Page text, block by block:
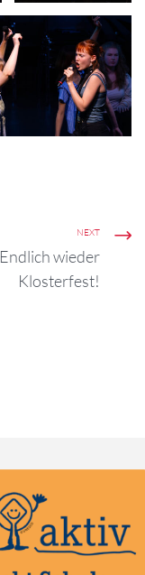
NEXT
Endlich wieder
Klosterfest!